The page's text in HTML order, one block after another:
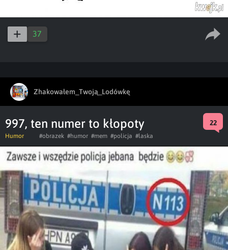
37
Zhakowałem_Twoją_Lodówkę
997, ten numer to kłopoty 22
Humor #obrazek #humor #mem #policja #laska